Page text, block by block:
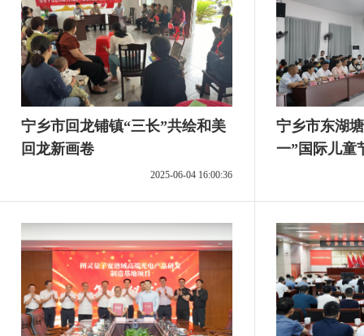
宁乡市回龙铺镇“三长”共绘和美
回龙新画卷
2025-06-04 16:00:36
宁乡市东湖
一”国际儿童